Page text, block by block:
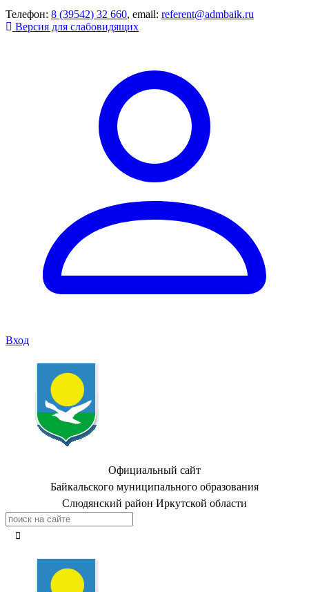
Телефон: 8 (39542) 32 660, email: referent@admbaik.ru
Версия для слабовидящих
Вход
Официальный сайт
Байкальского муниципального образования
Слюдянский район Иркутской области